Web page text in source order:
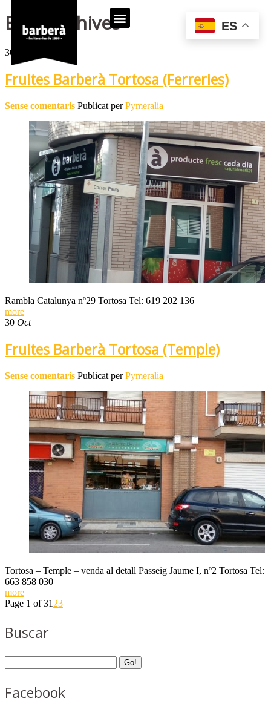
Blog Archives
30
Fruites Barberà Tortosa (Ferreries)
Sense comentaris Publicat perPymeralia
Rambla Catalunya nº29 Tortosa Tel: 619 202 136
more
30 Oct
Fruites Barberà Tortosa (Temple)
Sense comentaris Publicat perPymeralia
Tortosa – Temple – venda al detall Passeig Jaume I, nº2 Tortosa Tel:
663 858 030
more
Page 1 of 31 23
Buscar
Facebook
ES